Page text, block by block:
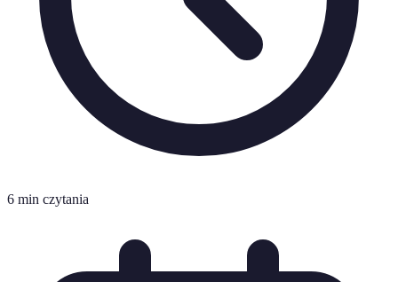
6 min czytania